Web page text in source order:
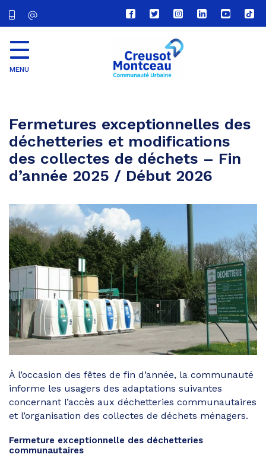
Lien
vers
compte
Facebook
Lien
vers
compte
Twitter
Lien
vers
le
compte
Lien
vers
Lien
vers
Lien
vers
MENU
Fermetures exceptionnelles des
déchetteries et modifications
des collectes de déchets – Fin
d’année 2025 / Début 2026
À l’occasion des fêtes de fin d’année, la communauté
informe les usagers des adaptations suivantes
concernant l’accès aux déchetteries communautaires
et l’organisation des collectes de déchets ménagers.
Fermeture exceptionnelle des déchetteries
communautaires